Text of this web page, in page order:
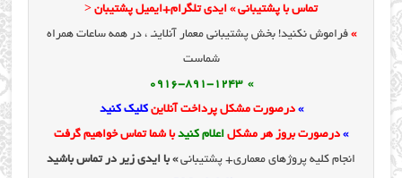
تماس با پشتیبانی » ایدی تلگرام+ایمیل پشتیبان <
» فراموش نکنید! بخش پشتیبانی معمار آنلاینـ ، در همه ساعات همراه
شماست
» 0916-891-1243
» درصورت مشکل پرداخت آنلاینکلیک کنید
» درصورت بروز هر مشکل اعلام کنیدبا شما تماس خواهیم گرفت
انجام کلیه پروژهای معماری+ پشتیبانی» با ایدی زیر در تماس باشید